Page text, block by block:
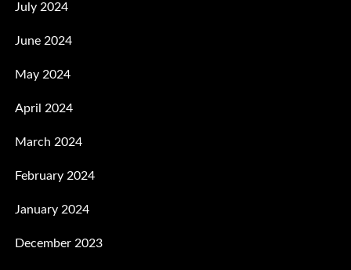
July 2024
June 2024
May 2024
April 2024
March 2024
February 2024
January 2024
December 2023